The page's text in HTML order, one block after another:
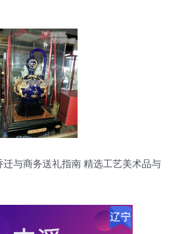
迁与商务送礼指南 精选工艺美术品与